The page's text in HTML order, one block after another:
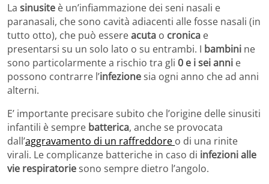
La sinusite è un’infiammazione dei seni nasali e
paranasali, che sono cavità adiacenti alle fosse nasali (in
tutto otto), che può essereacuta o cronica e
presentarsi su un solo lato o su entrambi. I bambini ne
sono particolarmente a rischio tra gli 0 e i sei anni e
possono contrarre l’infezionesia ogni anno che ad anni
alterni.
E’ importante precisare subito che l’origine delle sinusiti
infantili è sempre batterica, anche se provocata
dall’aggravamento di un raffreddore o di una rinite
virali. Le complicanze batteriche in caso di infezioni alle
vie respiratoriesono sempre dietro l’angolo.